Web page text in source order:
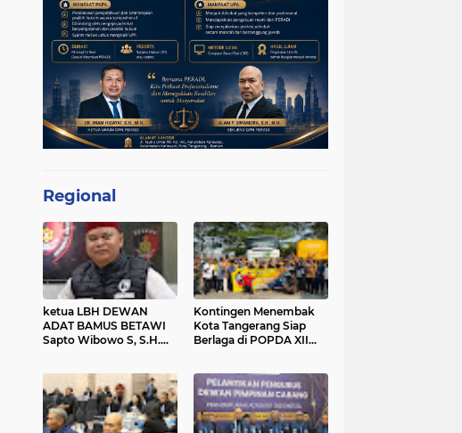
Regional
ketua LBH DEWAN
ADAT BAMUS BETAWI
Sapto Wibowo S, S.H.
Statement di Media
Kontingen Menembak
Kota Tangerang Siap
Berlaga di POPDA XII